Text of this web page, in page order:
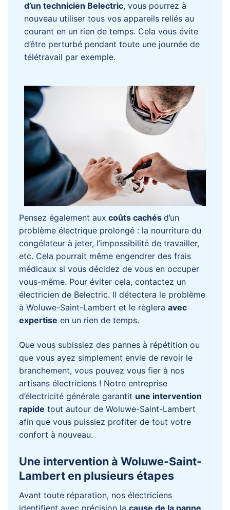
d’un technicien Belectric, vous pourrez à
nouveau utiliser tous vos appareils reliés au
courant en un rien de temps. Cela vous évite
d’être perturbé pendant toute une journée de
télétravail par exemple.
Pensez également aux coûts cachés d’un
problème électrique prolongé : la nourriture du
congélateur à jeter, l’impossibilité de travailler,
etc. Cela pourrait même engendrer des frais
médicaux si vous décidez de vous en occuper
vous-même. Pour éviter cela, contactez un
électricien de Belectric. Il détectera le problème
à Woluwe-Saint-Lambert et le règlera avec
expertise en un rien de temps.
Que vous subissiez des pannes à répétition ou
que vous ayez simplement envie de revoir le
branchement, vous pouvez vous fier à nos
artisans électriciens ! Notre entreprise
d’électricité générale garantit une intervention
rapide tout autour de Woluwe-Saint-Lambert
afin que vous puissiez profiter de tout votre
confort à nouveau.
Une intervention à Woluwe-Saint-
Lambert en plusieurs étapes
Avant toute réparation, nos électriciens
identifient avec précision la cause de la panne